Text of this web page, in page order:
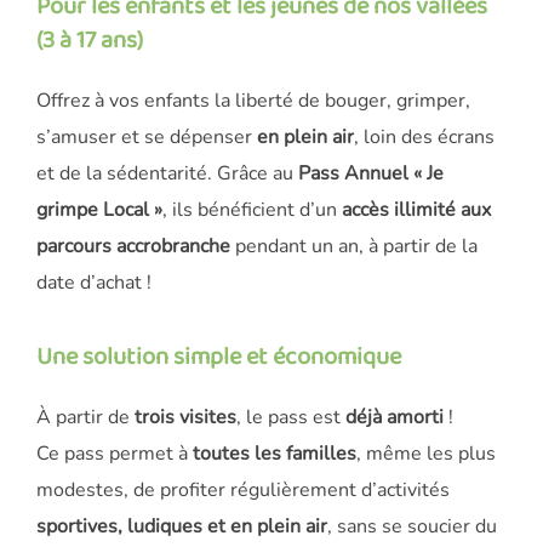
(3 à 17 ans)
Offrez à vos enfants la liberté de bouger, grimper,
s’amuser et se dépenseren plein air, loin des écrans
et de la sédentarité. Grâce au Pass Annuel « Je
grimpe Local », ils bénéficient d’un accès illimité aux
parcours accrobranche pendant un an, à partir de la
date d’achat !
Une solution simple et économique
À partir de trois visites, le pass estdéjà amorti !
Ce pass permet àtoutes les familles, même les plus
modestes, de profiter régulièrement d’activités
sportives, ludiques et en plein air, sans se soucier du